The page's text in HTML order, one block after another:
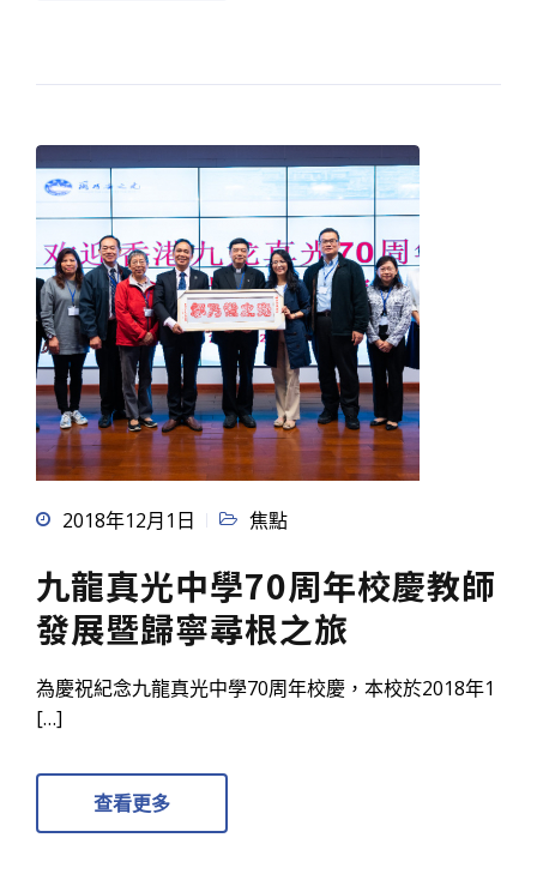
2018年12月1日 焦點
九龍真光中學70周年校慶教師
發展暨歸寧尋根之旅
為慶祝紀念九龍真光中學70周年校慶，本校於2018年1
[…]
查看更多